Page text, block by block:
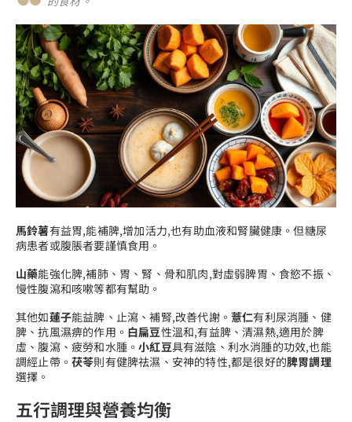
馬鈴薯有益胃,能補脾,增加活力,也有助血液和腎臟健康。但糖尿
病患者或腹脹者要謹慎食用。
山藥能強化脾,補肺、胃、腎、骨和肌肉,對虛弱脾胃、食慾不振、
慢性腹瀉和咳嗽等都有幫助。
其他如蓮子能益脾、止瀉、補腎,改善代謝。薏仁有利尿消腫、健
脾、抗風濕痹的作用。 白扁豆性溫和,有益脾、清濕熱,適用於脾
虛、腹瀉、疲勞和水腫。小紅豆具有滋陰、利水消腫的功效,也能
調經止帶。 茯苓則有健脾祛濕、安神的特性,都是很好的脾胃調理
選擇。
五行調理與營養均衡